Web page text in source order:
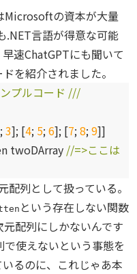
Microsoftの資本が大量
.NET言語が得意な可能
速ChatGPTにも聞いて
を紹介されました。
プルコード ///
; 3]; [4; 5; 6]; [7; 8; 9]]
twoDArray //=>ここは
列として扱っている。
という存在しない関数
元配列にしかないんです
使えないという事態を
るのに、これじゃあ本